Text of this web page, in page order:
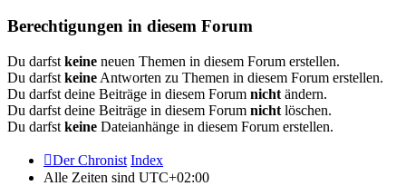
Berechtigungen in diesem Forum
Du darfst keine neuen Themen in diesem Forum erstellen.
Du darfst keine Antworten zu Themen in diesem Forum erstellen.
Du darfst deine Beiträge in diesem Forum nicht ändern.
Du darfst deine Beiträge in diesem Forum nicht löschen.
Du darfst keine Dateianhänge in diesem Forum erstellen.
Der Chronist Index
Alle Zeiten sind UTC+02:00